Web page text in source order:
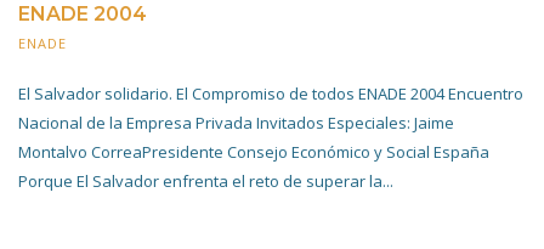
ENADE 2004
ENADE
El Salvador solidario. El Compromiso de todos ENADE 2004 Encuentro
Nacional de la Empresa Privada Invitados Especiales: Jaime
Montalvo CorreaPresidente Consejo Económico y Social España
Porque El Salvador enfrenta el reto de superar la...